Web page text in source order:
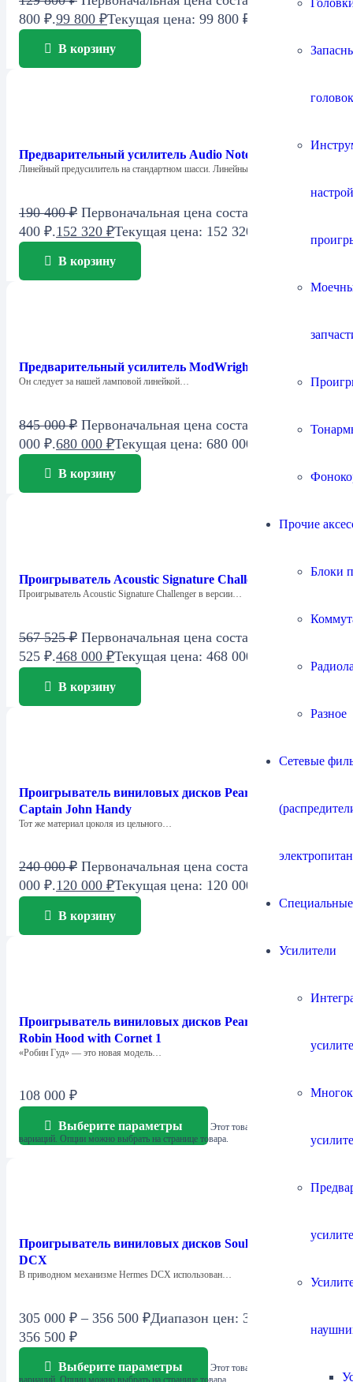
Прочие
Блоки
Разное
Сетевые
Усилители
800 ₽.99 800 ₽Текущая цена: 99 800 ₽.
В корзину
Предварительный усилитель Audio Note M1 Line
Линейный предусилитель на стандартном шасси. Линейный…
190 400₽ Первоначальная цена составляла 190
400 ₽.152 320 ₽Текущая цена: 152 320 ₽.
В корзину
Предварительный усилитель ModWright LS 36.5 DM
Он следует за нашей ламповой линейкой…
845 000₽ Первоначальная цена составляла 845
000 ₽.680 000 ₽Текущая цена: 680 000 ₽.
В корзину
Проигрыватель Acoustic Signature Challenger 2018
Проигрыватель Acoustic Signature Challenger в версии…
567 525₽ Первоначальная цена составляла 567
525 ₽.468 000 ₽Текущая цена: 468 000 ₽.
В корзину
Проигрыватель виниловых дисков Pear Audio Blue
Captain John Handy
Тот же материал цоколя из цельного…
240 000₽ Первоначальная цена составляла 240
000 ₽.120 000 ₽Текущая цена: 120 000 ₽.
В корзину
Проигрыватель виниловых дисков Pear Audio Blue
Robin Hood with Cornet 1
«Робин Гуд» — это новая модель…
108 000 ₽
Выберите параметры
Этот товар имеет несколько
вариаций. Опции можно выбрать на странице товара.
Проигрыватель виниловых дисков Soulines Hermes
DCX
В приводном механизме Hermes DCX использован…
305 000 ₽ – 356 500 ₽Диапазон цен: 305 000 ₽ –
356 500 ₽
Выберите параметры
Этот товар имеет несколько